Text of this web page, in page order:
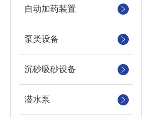
自动加药装置
泵类设备
沉砂吸砂设备
潜水泵